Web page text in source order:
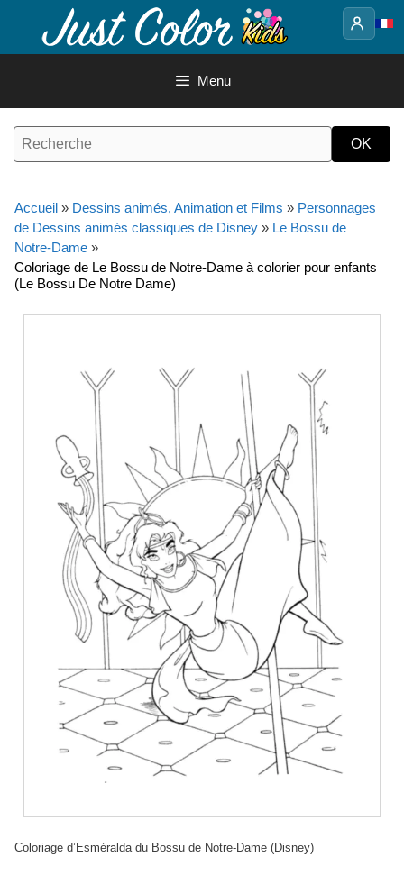
contenu
Menu
Accueil » Dessins animés, Animation et Films » Personnages
de Dessins animés classiques de Disney » Le Bossu de
Notre-Dame »
Coloriage de Le Bossu de Notre-Dame à colorier pour enfants
(Le Bossu De Notre Dame)
Coloriage d’Esméralda du Bossu de Notre-Dame (Disney)